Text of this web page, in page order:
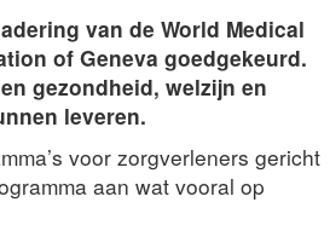
van de World Medical
of Geneva goedgekeurd.
gezondheid, welzijn en
leveren.
voor zorgverleners gericht
aan wat vooral op